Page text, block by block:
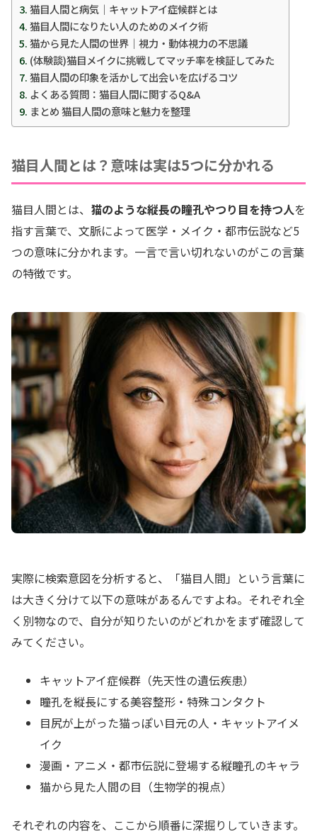
猫目人間と病気｜キャットアイ症候群とは
猫目人間になりたい人のためのメイク術
猫から見た人間の世界｜視力・動体視力の不思議
(体験談)猫目メイクに挑戦してマッチ率を検証してみた
猫目人間の印象を活かして出会いを広げるコツ
よくある質問：猫目人間に関するQ&A
まとめ 猫目人間の意味と魅力を整理
猫目人間とは？意味は実は5つに分かれる
猫目人間とは、 猫のような縦長の瞳孔やつり目を持つ人を
指す言葉で、文脈によって医学・メイク・都市伝説など5
つの意味に分かれます。一言で言い切れないのがこの言葉
の特徴です。
実際に検索意図を分析すると、「猫目人間」という言葉に
は大きく分けて以下の意味があるんですよね。それぞれ全
く別物なので、自分が知りたいのがどれかをまず確認して
みてください。
キャットアイ症候群（先天性の遺伝疾患）
瞳孔を縦長にする美容整形・特殊コンタクト
目尻が上がった猫っぽい目元の人・キャットアイメ
イク
漫画・アニメ・都市伝説に登場する縦瞳孔のキャラ
猫から見た人間の目（生物学的視点）
それぞれの内容を、ここから順番に深掘りしていきます。